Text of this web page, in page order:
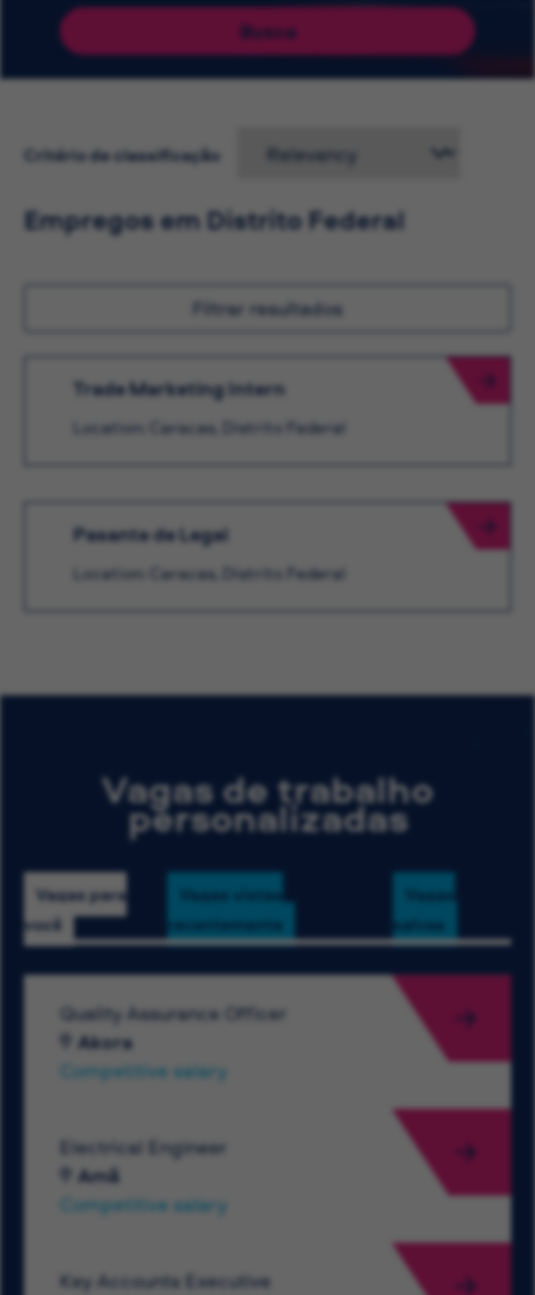
Busca
Critério de classificação
Empregos em Distrito Federal
Filtrar resultados
Trade Marketing Intern
Location: Caracas, Distrito Federal
Pasante de Legal
Location: Caracas, Distrito Federal
Vagas de trabalho
personalizadas
Vagas para
você
Vagas vistas
recentemente
Vagas
salvas
Quality Assurance Officer
Akora
Competitive salary
Electrical Engineer
Amã
Competitive salary
Key Accounts Executive